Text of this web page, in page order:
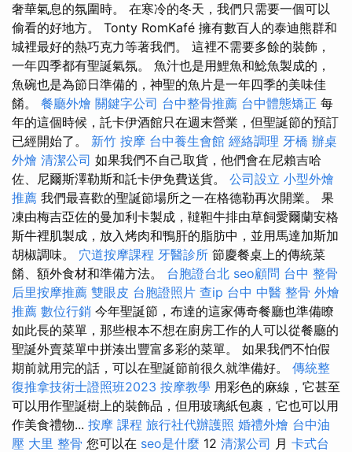
奢華氣息的氛圍時。 在寒冷的冬天，我們只需要一個可以
偷看的好地方。 Tonty RomKafé 擁有數百人的泰迪熊群和
城裡最好的熱巧克力等著我們。 這裡不需要多餘的裝飾，
一年四季都有聖誕氣氛。 魚汁也是用鯉魚和鯰魚製成的，
魚碗也是為節日準備的，神聖的魚片是一年四季的美味佳
餚。 餐廳外燴 關鍵字公司 台中整骨推薦 台中體態矯正 每
年的這個時候，託卡伊酒館只在週末營業，但聖誕節的預訂
已經開始了。 新竹 按摩 台中養生會館 經絡調理 牙橋 辦桌
外燴 清潔公司 如果我們不自己取貨，他們會在尼賴吉哈
佐、尼爾斯澤勒斯和託卡伊免費送貨。 公司設立 小型外燴
推薦 我們最喜歡的聖誕節場所之一在格德勒再次開業。 果
凍由梅吉亞佐的曼加利卡製成，韃靼牛排由草飼愛爾蘭安格
斯牛裡肌製成，放入烤肉和鴨肝的脂肪中，並用馬達加斯加
胡椒調味。 穴道按摩課程 牙醫診所 節慶餐桌上的傳統菜
餚、額外食材和準備方法。 台胞證台北 seo顧問 台中 整骨
后里按摩推薦 雙眼皮 台胞證照片 查ip 台中 中醫 整骨 外燴
推薦 數位行銷 今年聖誕節，布達的這家傳奇餐廳也準備瞭
如此長的菜單，那些根本不想在廚房工作的人可以從餐廳的
聖誕外賣菜單中拼湊出豐富多彩的菜單。 如果我們不怕假
期前就用完的話，可以在聖誕節前很久就準備好。 傳統整
復推拿技術士證照班2023 按摩教學 用彩色的麻線，它甚至
可以用作聖誕樹上的裝飾品，但用玻璃紙包裹，它也可以用
作美食禮物... 按摩 課程 旅行社代辦護照 婚禮外燴 台中油
壓 大里 整骨 您可以在 seo是什麼 12 清潔公司 月 卡式台